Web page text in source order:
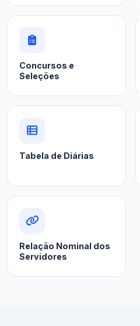
Concursos e
Seleções
Tabela de Diárias
Relação Nominal dos
Servidores